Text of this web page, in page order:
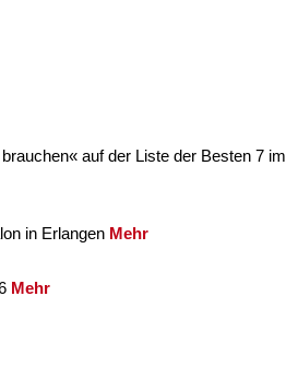
auf der Liste der Besten 7 im
in Erlangen Mehr
Mehr